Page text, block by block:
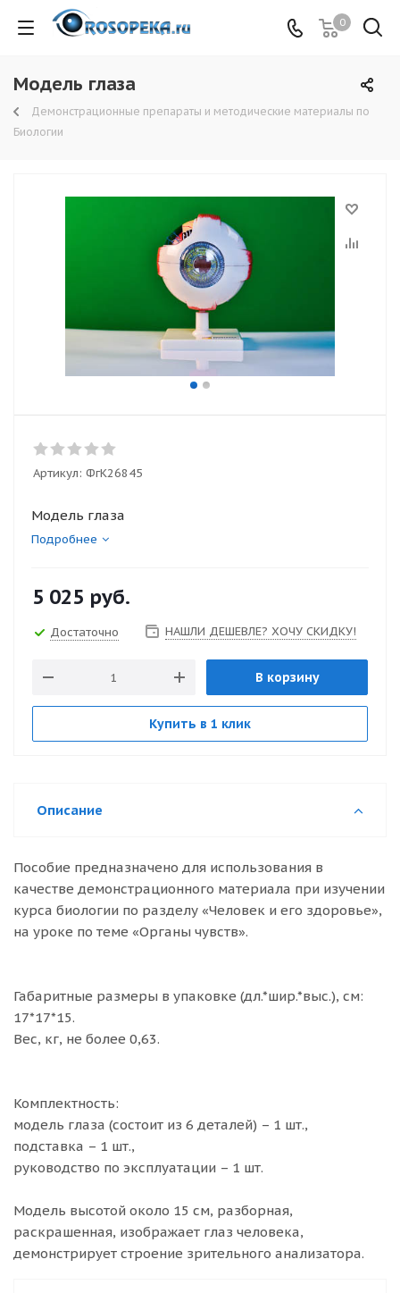
0
Модель глаза
Демонстрационные препараты и методические материалы по
Биологии
Артикул: ФгК26845
Модель глаза
Подробнее
5 025 руб.
Достаточно НАШЛИ ДЕШЕВЛЕ? ХОЧУ СКИДКУ!
В корзину
Купить в 1 клик
Описание
Пособие предназначено для использования в
качестве демонстрационного материала при изучении
курса биологии по разделу «Человек и его здоровье»,
на уроке по теме «Органы чувств».
Габаритные размеры в упаковке (дл.*шир.*выс.), см:
17*17*15.
Вес, кг, не более 0,63.
Комплектность:
модель глаза (состоит из 6 деталей) – 1 шт.,
подставка – 1 шт.,
руководство по эксплуатации – 1 шт.
Модель высотой около 15 см, разборная,
раскрашенная, изображает глаз человека,
демонстрирует строение зрительного анализатора.